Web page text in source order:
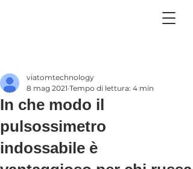
In che modo il
pulsossimetro
indossabile è
viatomtechnology
8 mag 2021 Tempo di lettura: 4 min